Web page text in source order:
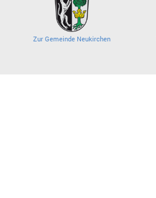
Zur Gemeinde Neukirchen